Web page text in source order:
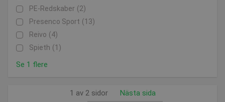
PE-Redskaber (2)
Presenco Sport (13)
Reivo (4)
Spieth (1)
Se 1 flere
1 av 2 sidor Nästa sida